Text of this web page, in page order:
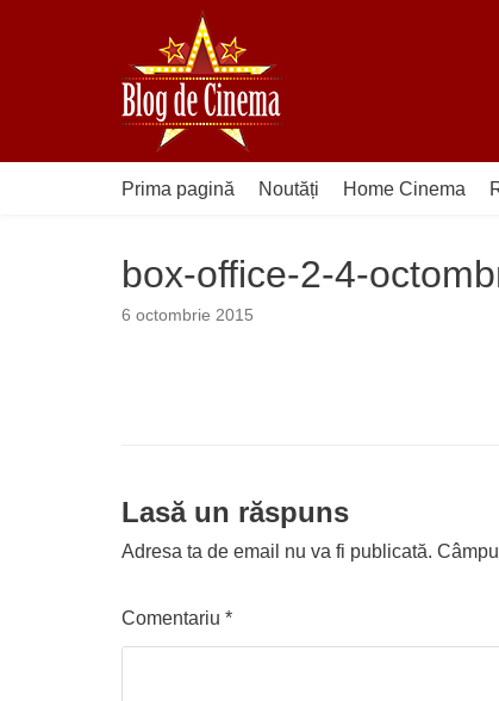
Prima pagină Noutăți Home Cinema
box-office-2-4-
6 octombrie 2015
Lasă un răspuns
Adresa ta de email nu va fi publicată.
Comentariu *